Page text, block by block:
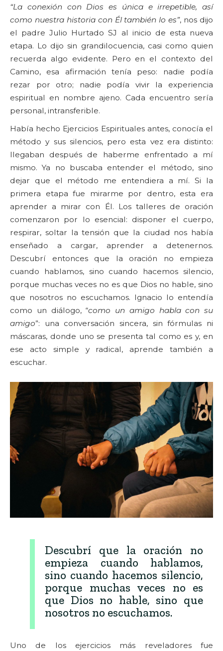
“La conexión con Dios es única e irrepetible, así
como nuestra historia con Él también lo es”, nos dijo
el padre Julio Hurtado SJ al inicio de esta nueva
etapa. Lo dijo sin grandilocuencia, casi como quien
recuerda algo evidente. Pero en el contexto del
Camino, esa afirmación tenía peso: nadie podía
rezar por otro; nadie podía vivir la experiencia
espiritual en nombre ajeno. Cada encuentro sería
personal, intransferible.
Había hecho Ejercicios Espirituales antes, conocía el
método y sus silencios, pero esta vez era distinto:
llegaban después de haberme enfrentado a mí
mismo. Ya no buscaba entender el método, sino
dejar que el método me entendiera a mí. Si la
primera etapa fue mirarme por dentro, esta era
aprender a mirar con Él. Los talleres de oración
comenzaron por lo esencial: disponer el cuerpo,
respirar, soltar la tensión que la ciudad nos había
enseñado a cargar, aprender a detenernos.
Descubrí entonces que la oración no empieza
cuando hablamos, sino cuando hacemos silencio,
porque muchas veces no es que Dios no hable, sino
que nosotros no escuchamos. Ignacio lo entendía
como un diálogo, “como un amigo habla con su
amigo”: una conversación sincera, sin fórmulas ni
máscaras, donde uno se presenta tal como es y, en
ese acto simple y radical, aprende también a
escuchar.
Descubrí que la oración no
empieza cuando hablamos,
sino cuando hacemos silencio,
porque muchas veces no es
que Dios no hable, sino que
nosotros no escuchamos.
Uno de los ejercicios más reveladores fue